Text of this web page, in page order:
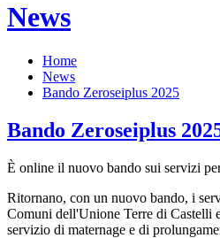
News
Home
News
Bando Zeroseiplus 2025
Bando Zeroseiplus
È online il nuovo bando sui servizi
Ritornano, con un nuovo bando, i
Comuni dell'Unione Terre di Castelli
servizio di maternage e di